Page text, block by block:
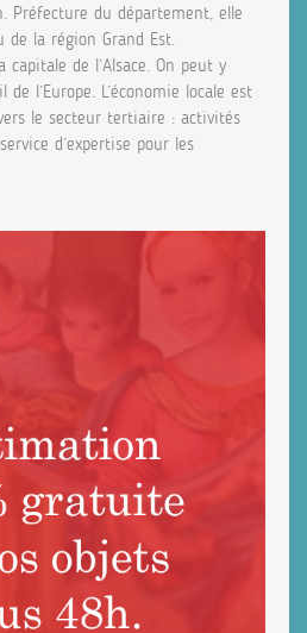
Préfecture du département, elle
la région Grand Est.
de l’Alsace. On peut y
l’Europe. L’économie locale est
le secteur tertiaire : activités
d’expertise pour les